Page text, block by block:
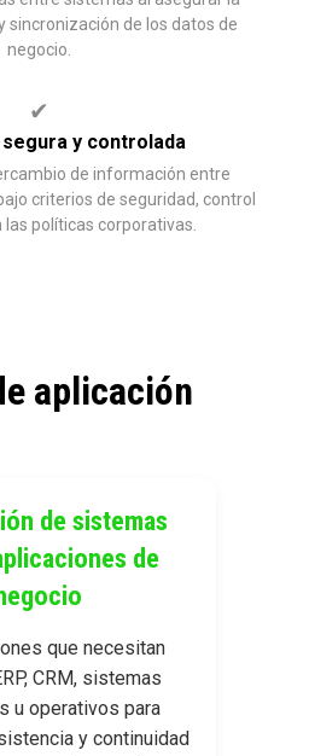
sincronización de los datos de
negocio.
✔
y controlada
de información entre
criterios de seguridad, control
las políticas corporativas.
aplicación
de sistemas
de
que necesitan
CRM, sistemas
u operativos para
y continuidad